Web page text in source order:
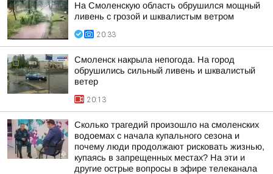
На Смоленскую область обрушился мощный
ливень с грозой и шквалистым ветром
20:33
Смоленск накрыла непогода. На город
обрушились сильный ливень и шквалистый
ветер
20:13
Сколько трагедий произошло на смоленских
водоемах с начала купального сезона и
почему люди продолжают рисковать жизнью,
купаясь в запрещенных местах? На эти и
другие острые вопросы в эфире телеканала